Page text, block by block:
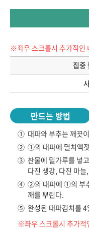
※좌우 스크롤시 추가적인
집중
만드는 방법
① 대파와 부추는 깨끗
② ①의 대파에 멸치액
③ 찬물에 밀가루를 넣
다진 생강, 다진 마
④ ②의 대파에 ①의 부
깨를 뿌린다.
⑤ 완성된 대파김치를
※좌우 스크롤시 추가적